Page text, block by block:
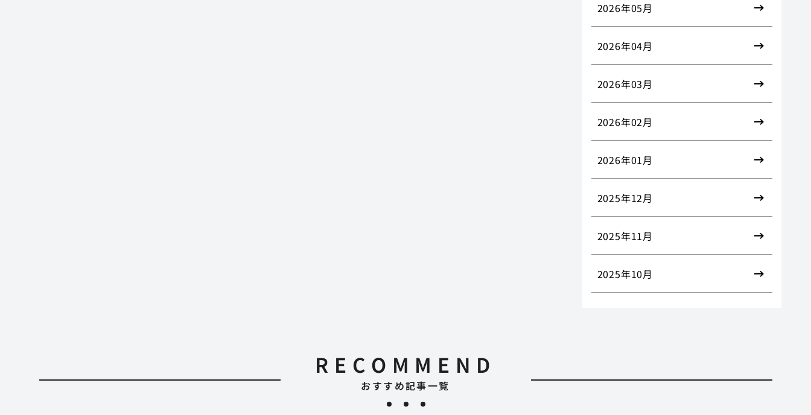
RECOMMEND
おすすめ記事一覧
2026年05月
2026年04月
2026年03月
2026年02月
2026年01月
2025年12月
2025年11月
2025年10月